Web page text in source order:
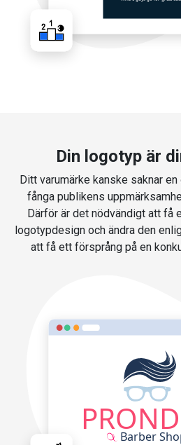
Din logotyp är
Ditt varumärke kanske saknar
fånga publikens
Därför är det nödvändigt att få
logotypdesign och ändra den
att få ett försprång på en